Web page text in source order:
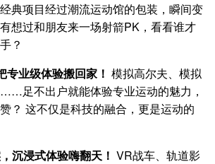
典项目经过潮流运动馆的包装，瞬间变
想过和朋友来一场射箭PK，看看谁才
？
专业级体验搬回家！ 模拟高尔夫、模拟
足不出户就能体验专业运动的魅力，
？ 这不仅是科技的融合，更是运动的
沉浸式体验嗨翻天！ VR战车、轨道影